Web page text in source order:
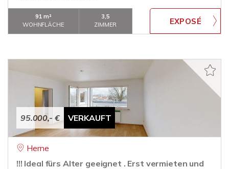
91 m²
WOHNFLÄCHE
3,5
ZIMMER
95.000,- € VERKAUFT
Herne
!!! Ideal fürs Alter geeignet . Erst vermieten und